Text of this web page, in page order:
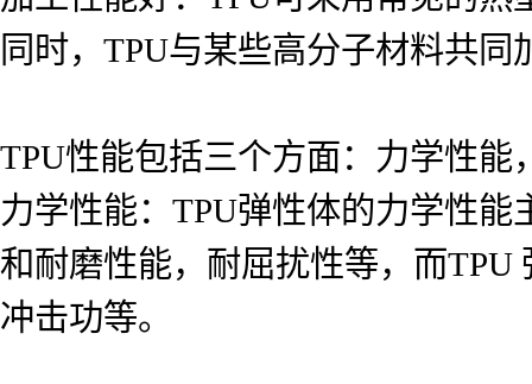
同时，TPU与某些高分子材料共
TPU性能包括三个方面：力学性能
力学性能：TPU弹性体的力学性
和耐磨性能，耐屈扰性等，而
冲击功等。